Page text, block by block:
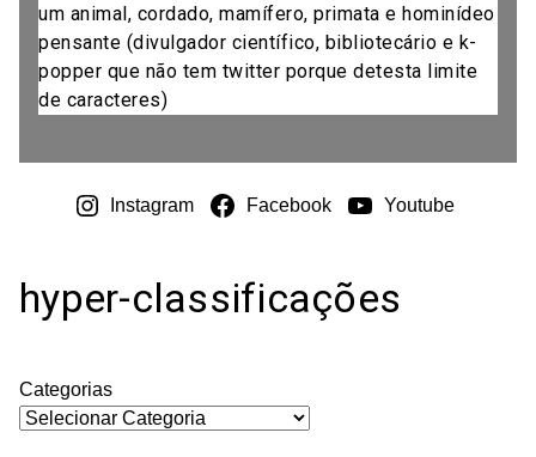
um animal, cordado, mamífero, primata e hominídeo
pensante (divulgador científico, bibliotecário e k-
popper que não tem twitter porque detesta limite
de caracteres)
Instagram Facebook Youtube
hyper-classificações
Categorias